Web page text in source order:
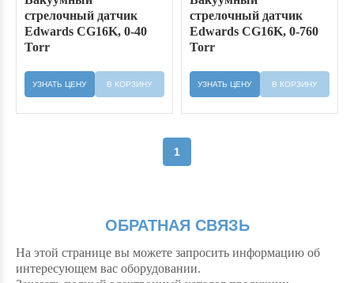
стрелочный датчик
Edwards CG16K, 0-40
Torr
УЗНАТЬ ЦЕНУ В КОРЗИНУ
стрелочный датчик
Edwards CG16K, 0-760
Torr
УЗНАТЬ ЦЕНУ В КОРЗИНУ
1
ОБРАТНАЯ СВЯЗЬ
На этой странице вы можете запросить информацию об
интересующем вас оборудовании.